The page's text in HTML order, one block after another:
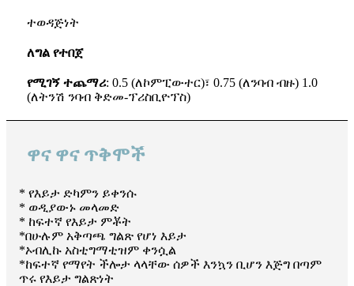
ተወዳጅነት
ለግል የተበጀ
የሚገኝ ተጨማሪ: 0.5 (ለኮምፒውተር)፣ 0.75 (ለንባብ ብዙ) 1.0
(ለትንሽ ንባብ ቅድመ-ፕሪስቢዮፕስ)
ዋና ዋና ጥቅሞች
* የእይታ ድካምን ይቀንሱ
* ወዲያውኑ መላመድ
* ከፍተኛ የእይታ ምቾት
*በሁሉም አቅጣጫ ግልጽ የሆነ እይታ
*ኦብሊኩ አስቲግማቲዝም ቀንሷል
*ከፍተኛ የማየት ችሎታ ላላቸው ሰዎች እንኳን ቢሆን እጅግ በጣም
ጥሩ የእይታ ግልጽነት